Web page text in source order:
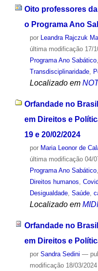
Oito professores
o Programa Ano
por Leandra Rajczuk
última modificação17/
Programa Ano Sabático,
Transdisciplinaridade,
Localizado em
Orfandade no
em Direitos e
19 e 20/02/2024
por Maria Leonor de
última modificação04/
Programa Ano Sabático,
Direitos humanos,
Desigualdade, Saúde,
Localizado em
Orfandade no
em Direitos e
por Sandra Sedini —
modificação18/03/2024